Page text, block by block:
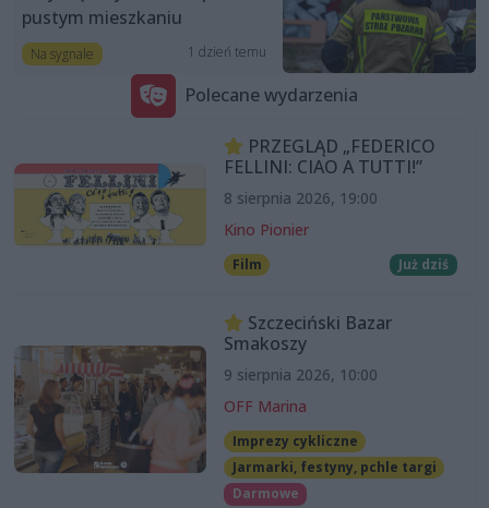
pustym mieszkaniu
Na sygnale 1 dzień temu
Polecane wydarzenia
PRZEGLĄD „FEDERICO
FELLINI: CIAO A TUTTI!”
8 sierpnia 2026, 19:00
Kino Pionier
Film Już dziś
Szczeciński Bazar
Smakoszy
9 sierpnia 2026, 10:00
OFF Marina
Imprezy cykliczne
Jarmarki, festyny, pchle targi
Darmowe